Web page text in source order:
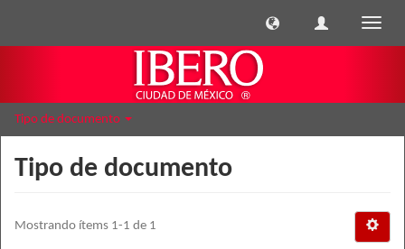
Tipo de documento
Tipo de documento
Mostrando ítems 1-1 de 1